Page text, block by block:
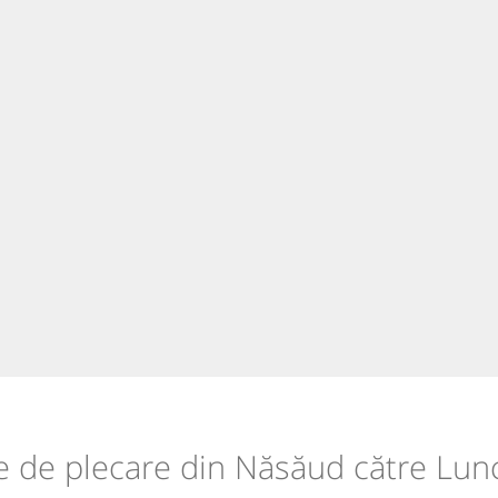
de plecare din Năsăud către